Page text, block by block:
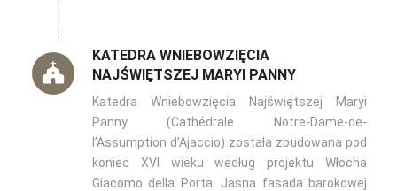
KATEDRA WNIEBOWZIĘCIA
NAJŚWIĘTSZEJ MARYI PANNY
Katedra Wniebowzięcia Najświętszej Maryi
Panny (Cathédrale Notre-Dame-de-
l’Assumption d’Ajaccio) została zbudowana pod
koniec XVI wieku według projektu Włocha
Giacomo della Porta. Jasna fasada barokowej